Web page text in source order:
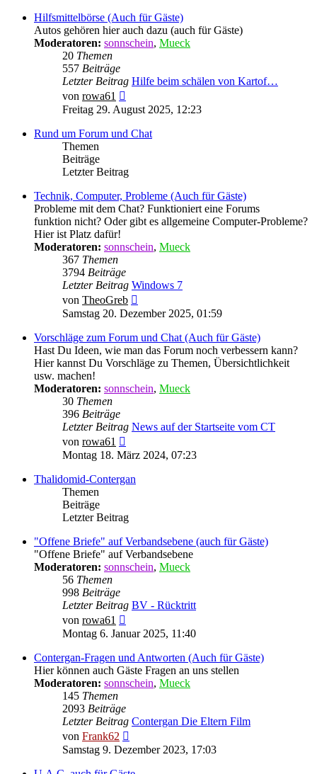
Hilfsmittelbörse (Auch für Gäste)
Autos gehören hier auch dazu (auch für Gäste)
Moderatoren: sonnschein, Mueck
20 Themen
557 Beiträge
Letzter Beitrag Hilfe beim schälen von Kartof…
von rowa61
Beitrag
Freitag 29. August 2025, 12:23
Rund um Forum und Chat
Themen
Beiträge
Letzter Beitrag
Technik, Computer, Probleme (Auch für Gäste)
Probleme mit dem Chat? Funktioniert eine Forums
funktion nicht? Oder gibt es allgemeine Computer-Probleme?
Hier ist Platz dafür!
Moderatoren: sonnschein, Mueck
367 Themen
3794 Beiträge
Letzter Beitrag Windows 7
von TheoGreb
Beitrag
Samstag 20. Dezember 2025, 01:59
Vorschläge zum Forum und Chat (Auch für Gäste)
Hast Du Ideen, wie man das Forum noch verbessern kann?
Hier kannst Du Vorschläge zu Themen, Übersichtlichkeit
usw. machen!
Moderatoren: sonnschein, Mueck
30 Themen
396 Beiträge
Letzter Beitrag News auf der Startseite vom CT
von rowa61
Beitrag
Montag 18. März 2024, 07:23
Thalidomid-Contergan
Themen
Beiträge
Letzter Beitrag
"Offene Briefe" auf Verbandsebene (auch für Gäste)
"Offene Briefe" auf Verbandsebene
Moderatoren: sonnschein, Mueck
56 Themen
998 Beiträge
Letzter Beitrag BV - Rücktritt
von rowa61
Beitrag
Montag 6. Januar 2025, 11:40
Contergan-Fragen und Antworten (Auch für Gäste)
Hier können auch Gäste Fragen an uns stellen
Moderatoren: sonnschein, Mueck
145 Themen
2093 Beiträge
Letzter Beitrag Contergan Die Eltern Film
von Frank62
Beitrag
Samstag 9. Dezember 2023, 17:03